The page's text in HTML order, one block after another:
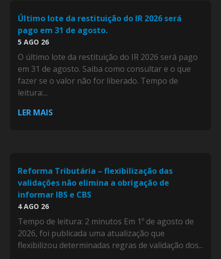
Último lote da restituição do IR 2026 será
pago em 31 de agosto.
5 AGO 26
O último lote da restituição do IR 2026 será pago
em 31 de agosto. Saiba como consultar e o que
fazer se o valor não for liberado. Tempo de
leitura:...
LER MAIS
Reforma Tributária – flexibilização das
validações não elimina a obrigação de
informar IBS e CBS
4 AGO 26
Tempo de leitura: 2 minutos Em 1º de agosto de
2026, foi publicada uma atualização que
flexibilizou determinadas regras de validação dos...